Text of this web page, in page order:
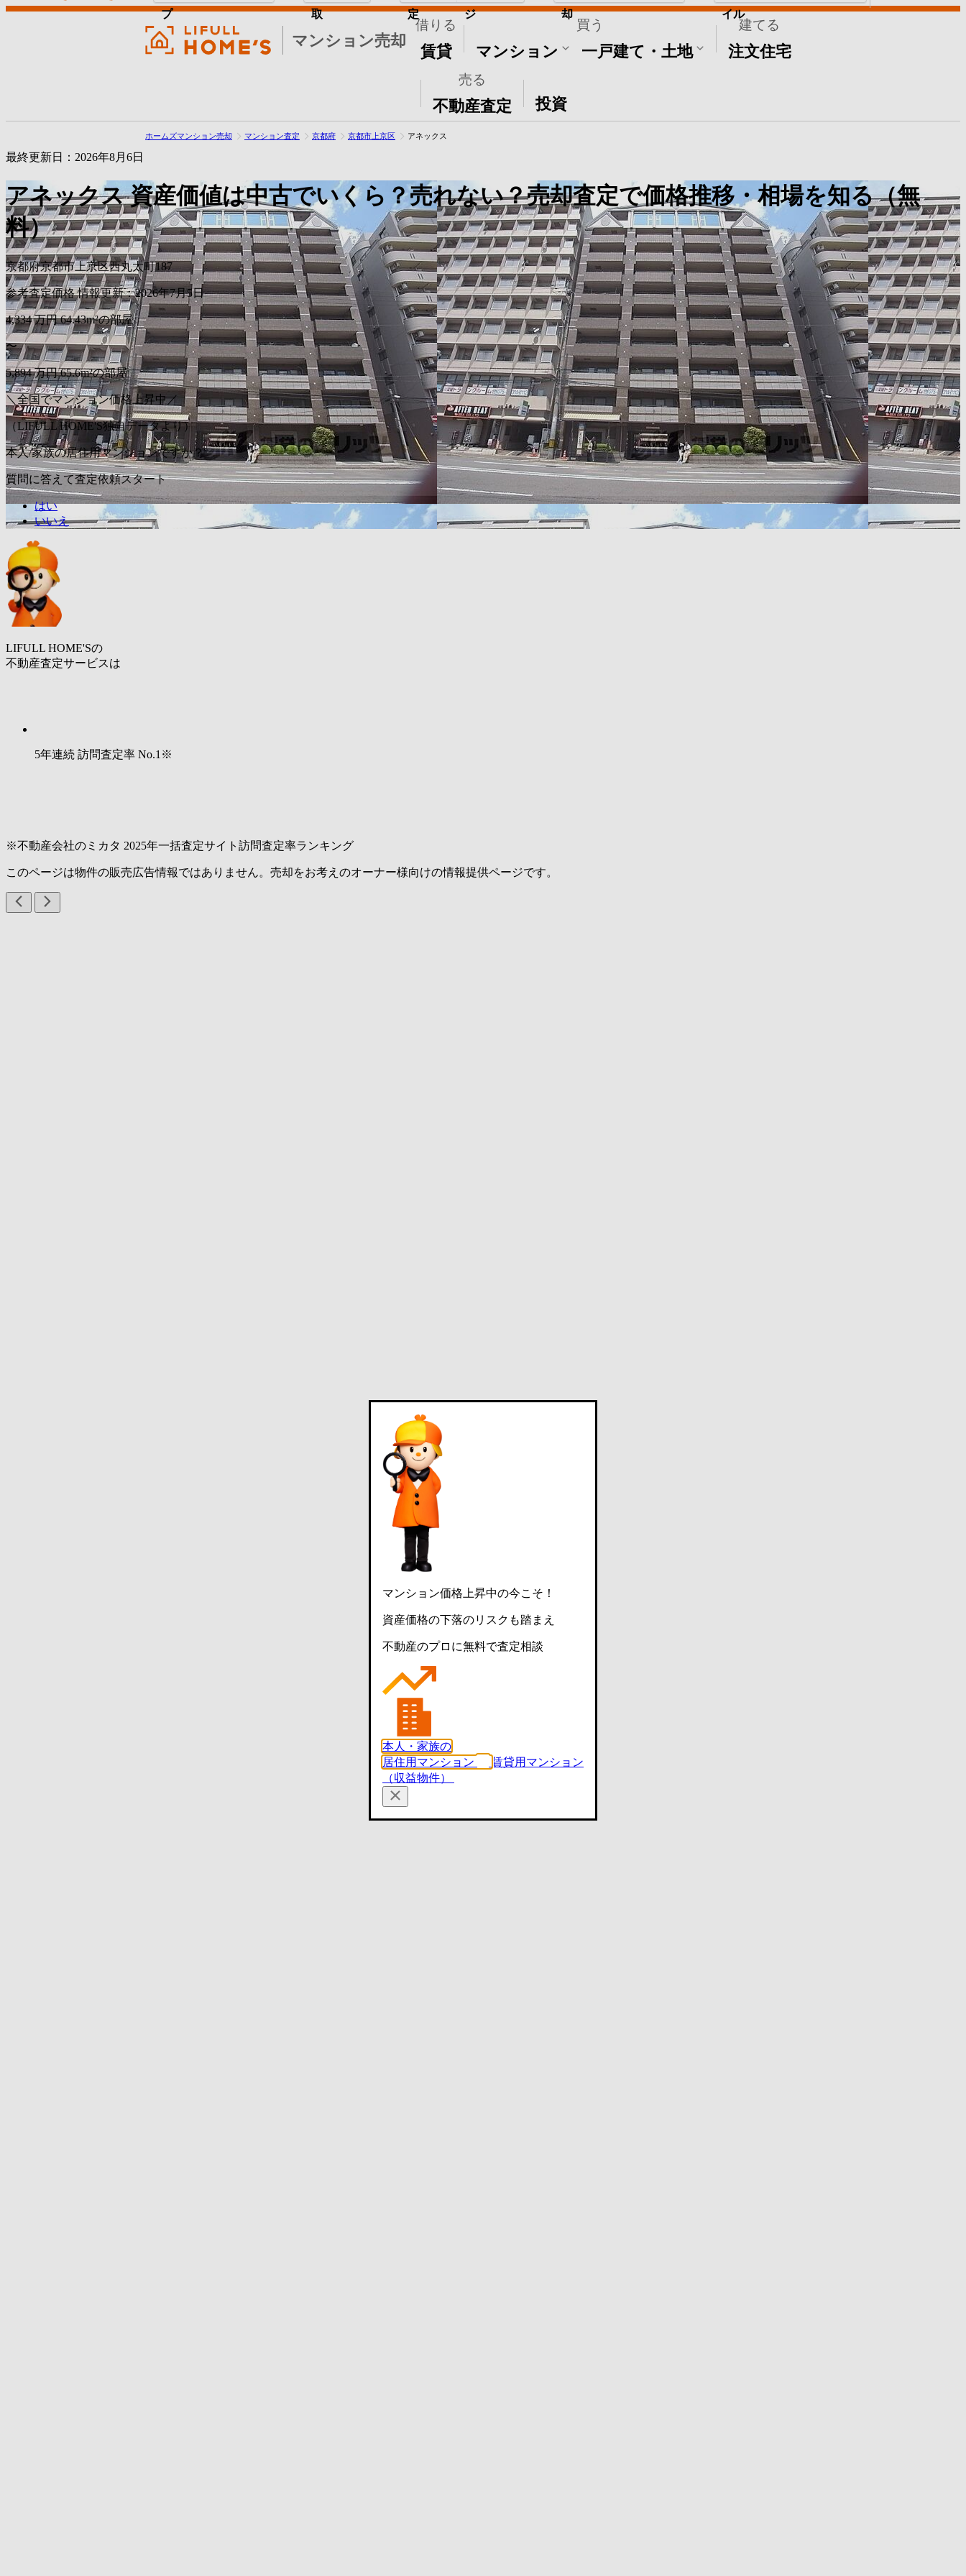
マンション売却
借りる
賃貸
買う
マンション 一戸建て・土地
建てる
注文住宅
売る
不動産査定
その他
投資
プ 取 定 ジ 却 イル
ホームズマンション売却 マンション査定 京都府 京都市上京区 アネックス
最終更新日：2026年8月6日
アネックス 資産価値は中古でいくら？売れない？売却査定で価格推移・相場を知る（無
料）
京都府京都市上京区西丸太町187
参考査定価格 情報更新：2026年7月5日
4,334 万円 64.43m²の部屋
〜
5,894 万円 65.6m²の部屋
＼全国でマンション価格上昇中／
（LIFULL HOME'S独自データより）
本人/家族の居住用マンションですか？
質問に答えて査定依頼スタート
はい
いいえ
LIFULL HOME'Sの
不動産査定サービスは
5年連続 訪問査定率 No.1 ※
※不動産会社のミカタ 2025年一括査定サイト訪問査定率ランキング
このページは物件の販売広告情報ではありません。売却をお考えのオーナー様向けの情報提供ページです。
マンション価格上昇中の今こそ！
資産価格の下落のリスクも踏まえ
不動産のプロに無料で査定相談
本人・家族の
居住用マンション
賃貸用マンション
（収益物件）